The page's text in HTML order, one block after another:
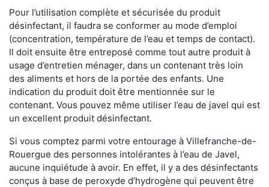
Pour l’utilisation complète et sécurisée du produit
désinfectant, il faudra se conformer au mode d’emploi
(concentration, température de l’eau et temps de contact).
Il doit ensuite être entreposé comme tout autre produit à
usage d’entretien ménager, dans un contenant très loin
des aliments et hors de la portée des enfants. Une
indication du produit doit être mentionnée sur le
contenant. Vous pouvez même utiliser l’eau de javel qui est
un excellent produit désinfectant.
Si vous comptez parmi votre entourage à Villefranche-de-
Rouergue des personnes intolérantes à l’eau de Javel,
aucune inquiétude à avoir. En effet, il y a des désinfectants
conçus à base de peroxyde d’hydrogène qui peuvent être